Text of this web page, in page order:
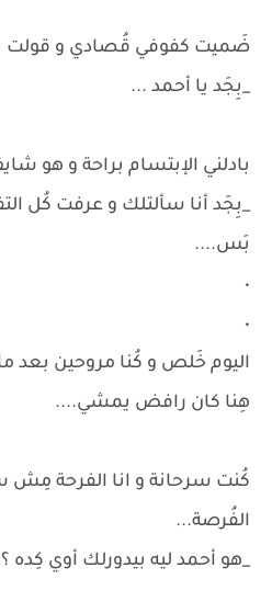
ضَميت كفوفي قُصادي و قولت
_بِجَد يا أحمد ...
بادلني الإبتسام براحة و هو
_بِجَد أنا سألتلك و عرفت كُل
بَس....
٠
٠
اليوم خَلص و كُنا مروحين بعد
هِنا كان رافض يمشي....
كُنت سرحانة و انا الفرحة مِش
الفُرصة...
_هو أحمد ليه بيدورلك أوي كِده